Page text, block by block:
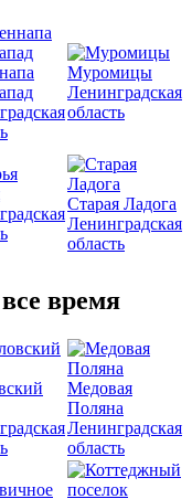
Муромицы
Ленинградская
область
Старая Ладога
Ленинградская
область
время
Медовая
Поляна
Ленинградская
область